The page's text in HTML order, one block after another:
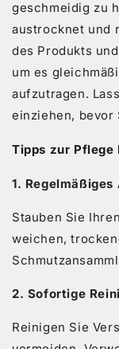
geschmeidig zu
austrocknet und
des Produkts
um es
aufzutragen.
einziehen, bevor
Tipps zur Pflege
1. Regelmäßiges
Stauben Sie
weichen,
2. Sofortige
Reinigen Sie